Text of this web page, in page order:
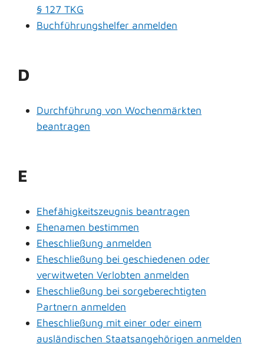
§ 127 TKG
Buchführungshelfer anmelden
D
Durchführung von Wochenmärkten
beantragen
E
Ehefähigkeitszeugnis beantragen
Ehenamen bestimmen
Eheschließung anmelden
Eheschließung bei geschiedenen oder
verwitweten Verlobten anmelden
Eheschließung bei sorgeberechtigten
Partnern anmelden
Eheschließung mit einer oder einem
ausländischen Staatsangehörigen anmelden